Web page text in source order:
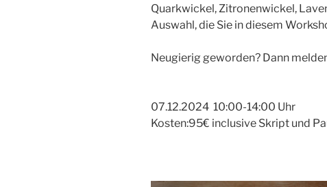
Quarkwickel, Zitronenwickel,
Auswahl, die Sie in diesem
Neugierig geworden? Dann
07.12.2024 10:00-14:00 Uhr
Kosten:95€ inclusive Skript und